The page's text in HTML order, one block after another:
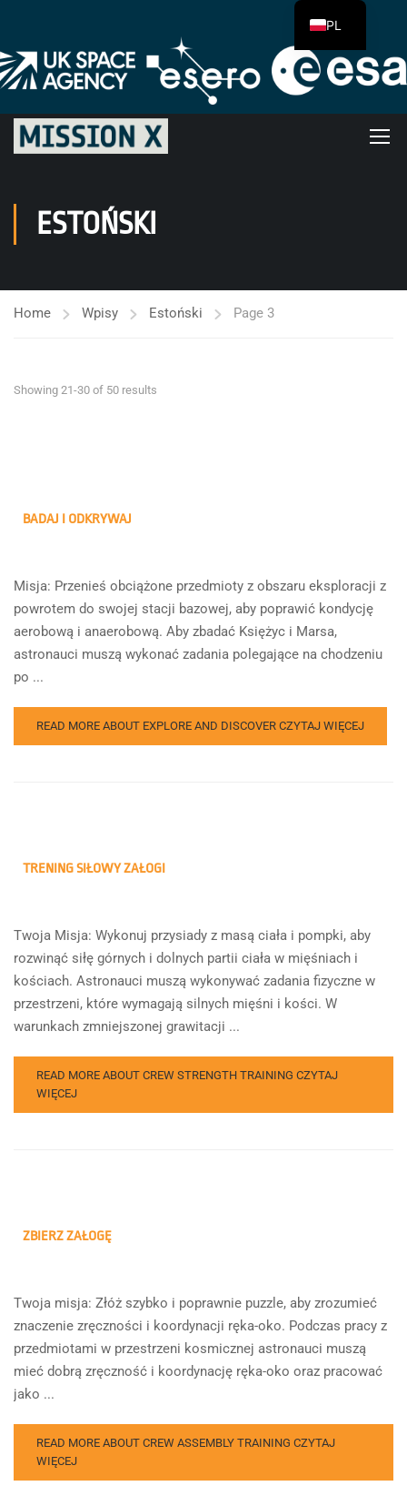
ESTOŃSKI
Home Wpisy Estoński Page 3
Showing 21-30 of 50 results
BADAJ I ODKRYWAJ
Misja: Przenieś obciążone przedmioty z obszaru eksploracji z
powrotem do swojej stacji bazowej, aby poprawić kondycję
aerobową i anaerobową. Aby zbadać Księżyc i Marsa,
astronauci muszą wykonać zadania polegające na chodzeniu
po ...
READ MORE ABOUT EXPLORE AND DISCOVER CZYTAJ WIĘCEJ
TRENING SIŁOWY ZAŁOGI
Twoja Misja: Wykonuj przysiady z masą ciała i pompki, aby
rozwinąć siłę górnych i dolnych partii ciała w mięśniach i
kościach. Astronauci muszą wykonywać zadania fizyczne w
przestrzeni, które wymagają silnych mięśni i kości. W
warunkach zmniejszonej grawitacji ...
READ MORE ABOUT CREW STRENGTH TRAINING CZYTAJ
WIĘCEJ
ZBIERZ ZAŁOGĘ
Twoja misja: Złóż szybko i poprawnie puzzle, aby zrozumieć
znaczenie zręczności i koordynacji ręka-oko. Podczas pracy z
przedmiotami w przestrzeni kosmicznej astronauci muszą
mieć dobrą zręczność i koordynację ręka-oko oraz pracować
jako ...
READ MORE ABOUT CREW ASSEMBLY TRAINING CZYTAJ
WIĘCEJ
PL